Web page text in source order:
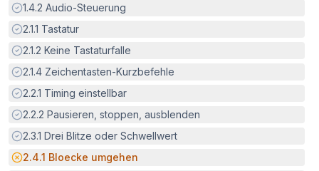
Erfüllt:
1.4.2 Audio-Steuerung
Erfüllt:
2.1.1 Tastatur
Erfüllt:
2.1.2 Keine Tastaturfalle
Erfüllt:
2.1.4 Zeichentasten-Kurzbefehle
Erfüllt:
2.2.1 Timing einstellbar
Erfüllt:
2.2.2 Pausieren, stoppen, ausblenden
Erfüllt:
2.3.1 Drei Blitze oder Schwellwert
Potenzielle Barriere:
2.4.1 Bloecke umgehen